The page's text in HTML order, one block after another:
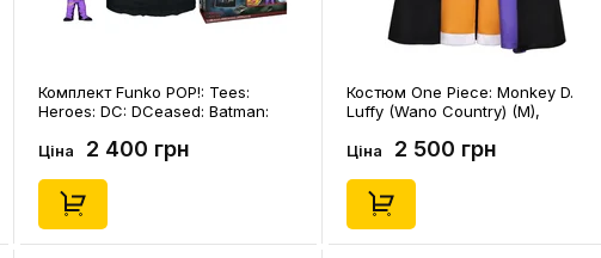
Комплект Funko POP!: Tees:
Heroes: DC: DCeased: Batman:
(45482)
Ціна 2 400 грн
Костюм One Piece: Monkey D.
Luffy (Wano Country) (M),
Ціна 2 500 грн